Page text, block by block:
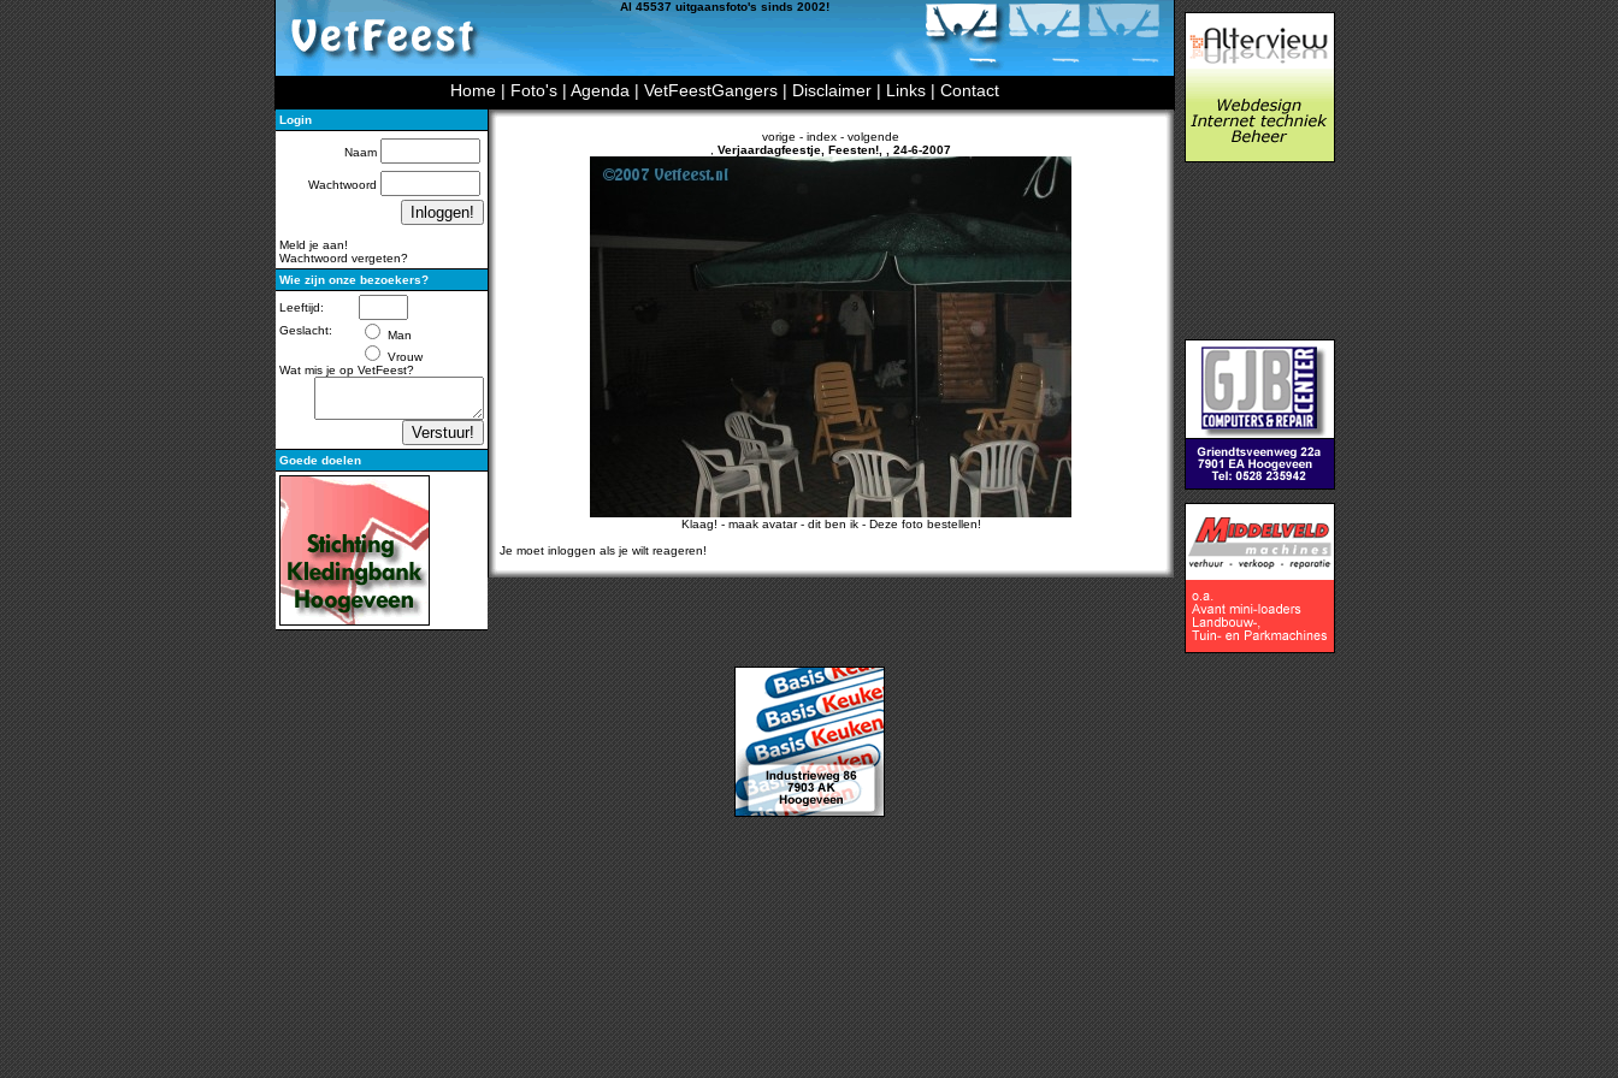
Al 45537 uitgaansfoto's sinds 2002!
Home | Foto's | Agenda | VetFeestGangers | Disclaimer | Links | Contact
Login
Naam
Wachtwoord
Meld je aan!
Wachtwoord vergeten?
Wie zijn onze bezoekers?
Leeftijd:
Geslacht:
Man
Vrouw
Wat mis je op VetFeest?
Goede doelen
vorige - index - volgende
Verjaardagfeestje, Feesten! 24-6-2007
Klaag! - maak avatar- dit ben ik- Deze foto bestellen!
Je moet inloggen als je wilt reageren!